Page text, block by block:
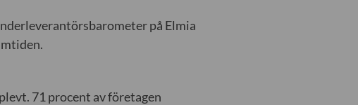
på Elmia
71 procent av företagen